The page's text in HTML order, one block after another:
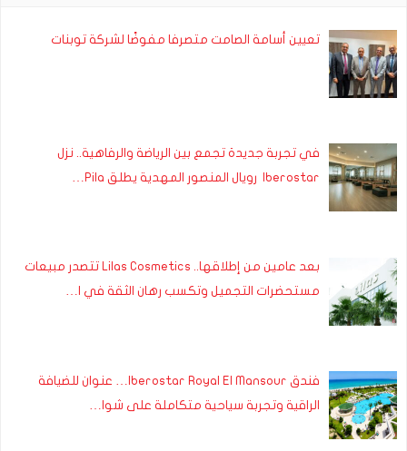
تعيين أسامة الصامت متصرفا مفوضًا لشركة توبنات
في تجربة جديدة تجمع بين الرياضة والرفاهية.. نزل
Iberostar رويال المنصور المهدية يطلق Pila…
بعد عامين من إطلاقها.. Lilas Cosmetics تتصدر مبيعات
مستحضرات التجميل وتكسب رهان الثقة في ا…
فندق Iberostar Royal El Mansour… عنوان للضيافة
الراقية وتجربة سياحية متكاملة على شوا…